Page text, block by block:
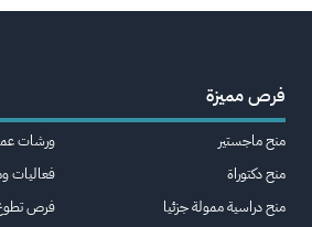
فرص مميزة
منح ماجستير
منح دكتوراة
منح دراسية ممولة جزئيا
ورشات
فعاليات
فرص